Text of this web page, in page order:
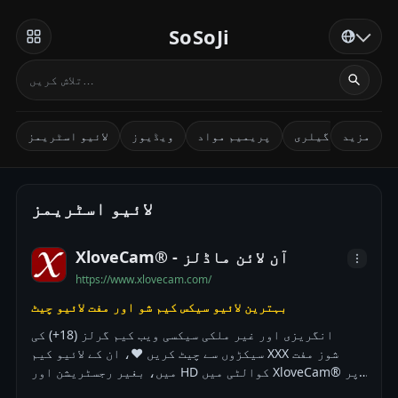
SoSoJi
لائیو اسٹریمز ویڈیوز پریمیم مواد گیلری انیمے
مزید
لائیو اسٹریمز
XloveCam® - آن لائن ماڈلز
https://www.xlovecam.com/
بہترین لائیو سیکس کیم شو اور مفت لائیو چیٹ
انگریزی اور غیر ملکی سیکسی ویب کیم گرلز (18+) کی
سیکڑوں سے چیٹ کریں ❤️، ان کے لائیو کیم XXX شوز مفت
میں، بغیر رجسٹریشن اور HD کوالٹی میں XloveCam® پر